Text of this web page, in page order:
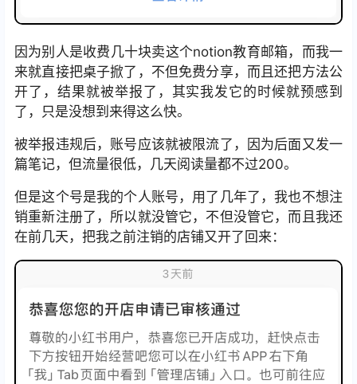
因为别人是收费几十块卖这个notion教育邮箱，而我一
来就直接把桌子掀了，不但免费分享，而且还把方法公
开了，结果就被举报了，其实我发它的时候就预感到
了，只是没想到来得这么快。
被举报违规后，账号应该就被限流了，因为后面又发一
篇笔记，但流量很低，几天阅读量都不过200。
但是这个号是我的个人账号，用了几年了，我也不想注
销重新注册了，所以就没管它，不但没管它，而且我还
在前几天，把我之前注销的店铺又开了回来：